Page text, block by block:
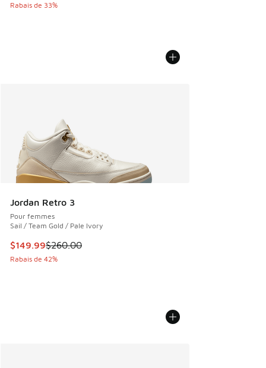
Rabais de 33%
Jordan Retro 3
Pour femmes
Sail / Team Gold / Pale Ivory
Cet article est en solde. Le prix est passé de $260.00 à
$149.99$260.00
Rabais de 42%